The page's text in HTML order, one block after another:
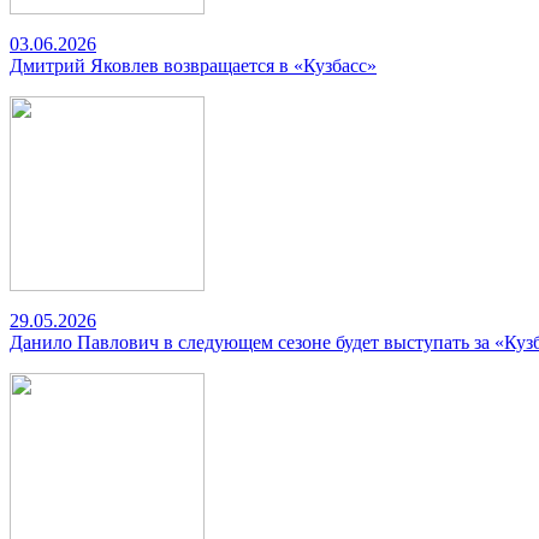
03.06.2026
Дмитрий Яковлев возвращается в «Кузбасс»
29.05.2026
Данило Павлович в следующем сезоне будет выступать за